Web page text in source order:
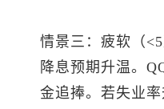
情景三：疲软（
降息预期升温。
金追捧。若失业